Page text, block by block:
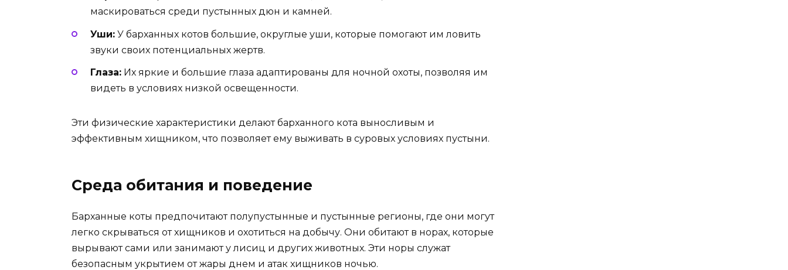
маскироваться среди пустынных дюн и камней.
Уши: У барханных котов большие, округлые уши, которые помогают им ловить
звуки своих потенциальных жертв.
Глаза: Их яркие и большие глаза адаптированы для ночной охоты, позволяя им
видеть в условиях низкой освещенности.
Эти физические характеристики делают барханного кота выносливым и
эффективным хищником, что позволяет ему выживать в суровых условиях пустыни.
Среда обитания и поведение
Барханные коты предпочитают полупустынные и пустынные регионы, где они могут
легко скрываться от хищников и охотиться на добычу. Они обитают в норах, которые
вырывают сами или занимают у лисиц и других животных. Эти норы служат
безопасным укрытием от жары днем и атак хищников ночью.